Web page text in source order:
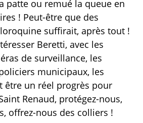
patte ou remué la queue en
! Peut-être que des
suffirait, après tout !
Beretti, avec les
de surveillance, les
municipaux, les
être un réel progrès pour
Renaud, protégez-nous,
offrez-nous des colliers !